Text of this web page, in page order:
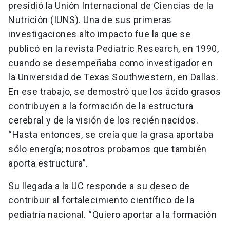
presidió la Unión Internacional de Ciencias de la
Nutrición (IUNS). Una de sus primeras
investigaciones alto impacto fue la que se
publicó en la revista Pediatric Research, en 1990,
cuando se desempeñaba como investigador en
la Universidad de Texas Southwestern, en Dallas.
En ese trabajo, se demostró que los ácido grasos
contribuyen a la formación de la estructura
cerebral y de la visión de los recién nacidos.
“Hasta entonces, se creía que la grasa aportaba
sólo energía; nosotros probamos que también
aporta estructura”.
Su llegada a la UC responde a su deseo de
contribuir al fortalecimiento científico de la
pediatría nacional. “Quiero aportar a la formación